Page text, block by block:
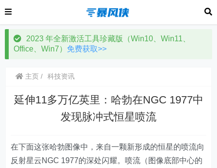
2023 年全新激活工具珍藏版（Win10、Win11、
Office、Win7） 免费获取>>
主页 科技资讯
延伸11多万亿英里：哈勃在NGC 1977中
发现脉冲式恒星喷流
在下面这张哈勃图像中，来自一颗新形成的恒星的喷流向
反射星云NGC 1977的深处闪耀。喷流（图像底部中心的